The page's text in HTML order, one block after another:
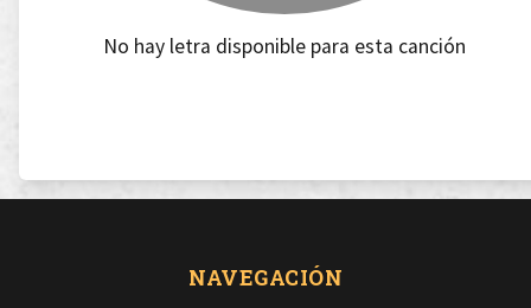
No hay letra disponible para esta canción
NAVEGACIÓN